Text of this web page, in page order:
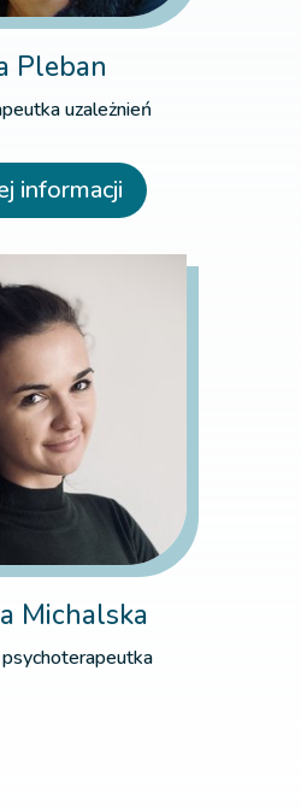
Pleban
uzależnień
informacji
Michalska